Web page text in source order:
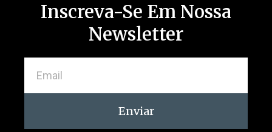
Inscreva-Se Em Nossa
Newsletter
Enviar